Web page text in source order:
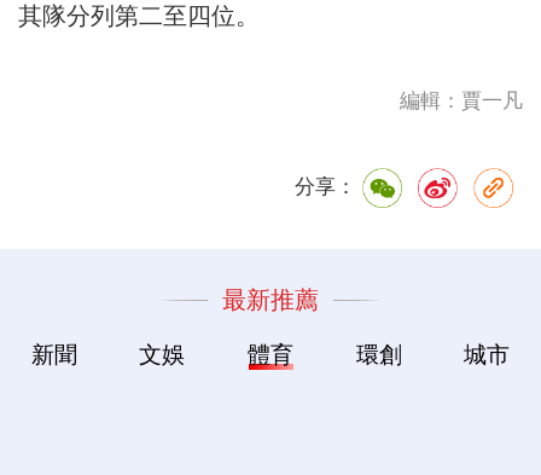
其隊分列第二至四位。
編輯：賈一凡
分享：
最新推薦
新聞 文娛 體育 環創 城市